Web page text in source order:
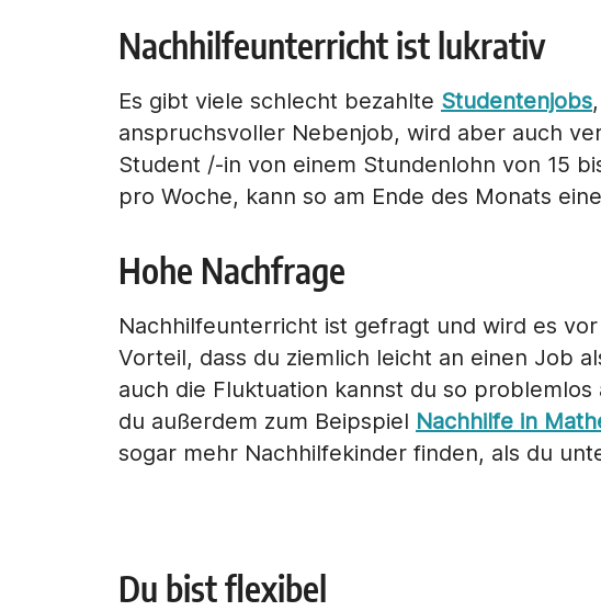
Nachhilfeunterricht ist lukrativ
Es gibt viele schlecht bezahlte Studentenjobs
anspruchsvoller Nebenjob, wird aber auch
Student /-in von einem Stundenlohn von 15
pro Woche, kann so am Ende des Monats
Hohe Nachfrage
Nachhilfeunterricht ist gefragt und wird es
Vorteil, dass du ziemlich leicht an einen Job
auch die Fluktuation kannst du so
du außerdem zum Beipspiel Nachhilfe in
sogar mehr Nachhilfekinder finden, als du
Du bist flexibel